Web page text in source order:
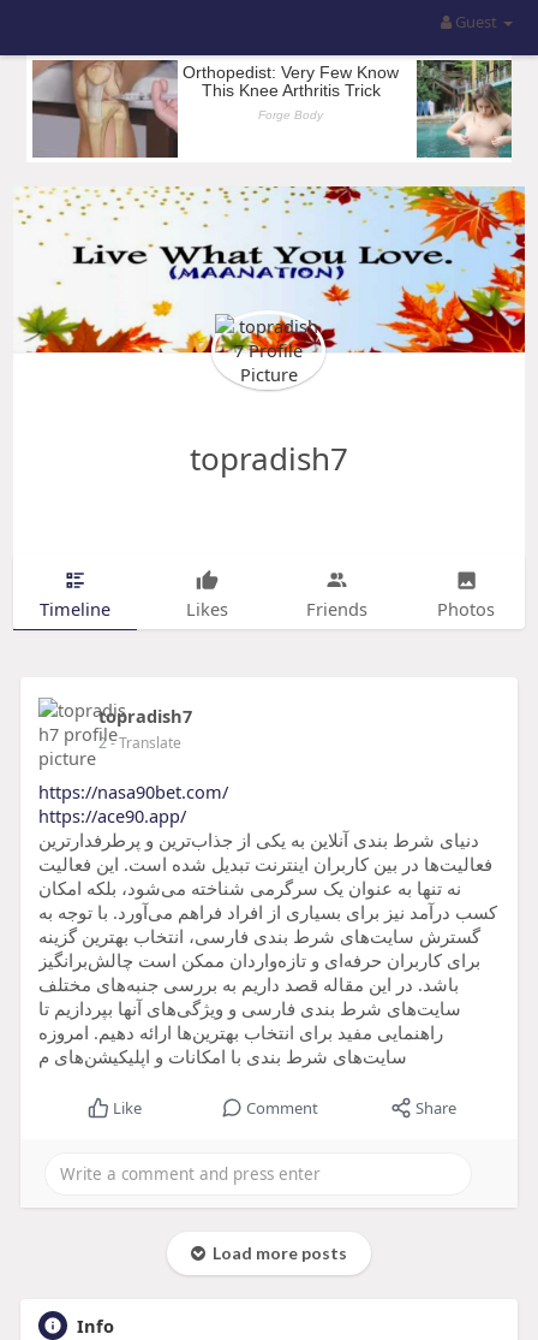
Guest
topradish7
Timeline Likes Friends Photos
topradish7
2- Translate
https://nasa90bet.com/
https://ace90.app/
دنیای شرط بندی آنلاین به یکی از جذاب‌ترین و پرطرفدارترین
فعالیت‌ها در بین کاربران اینترنت تبدیل شده است. این فعالیت
نه تنها به عنوان یک سرگرمی شناخته می‌شود، بلکه امکان
کسب درآمد نیز برای بسیاری از افراد فراهم می‌آورد. با توجه به
گسترش سایت‌های شرط بندی فارسی، انتخاب بهترین گزینه
برای کاربران حرفه‌ای و تازه‌واردان ممکن است چالش‌برانگیز
باشد. در این مقاله قصد داریم به بررسی جنبه‌های مختلف
سایت‌های شرط بندی فارسی و ویژگی‌های آنها بپردازیم تا
راهنمایی مفید برای انتخاب بهترین‌ها ارائه دهیم. امروزه
سایت‌های شرط بندی با امکانات و اپلیکیشن‌های م
Like Comment Share
Load more posts
Info